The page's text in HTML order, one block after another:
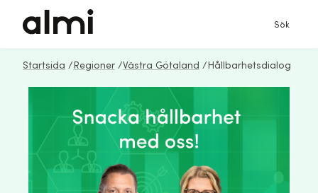
Sök
Startsida / Regioner /Västra Götaland / Hållbarhetsdialog